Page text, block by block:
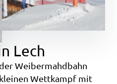
Lech
Weibermahdbahn
Wettkampf mit